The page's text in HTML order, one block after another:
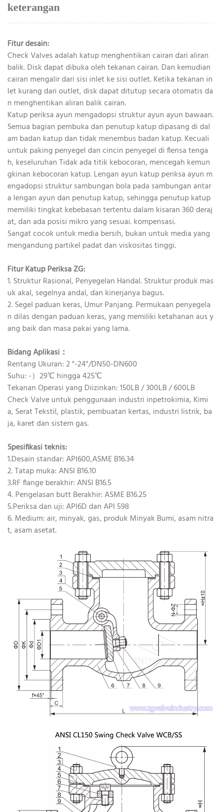
keterangan
Fitur desain:
Check Valves adalah katup menghentikan cairan dari aliran
balik. Disk dapat dibuka oleh tekanan cairan. Dan kemudian
cairan mengalir dari sisi inlet ke sisi outlet. Ketika tekanan in
let kurang dari outlet, disk dapat ditutup secara otomatis da
n menghentikan aliran balik cairan.
Katup periksa ayun mengadopsi struktur ayun ayun bawaan.
Semua bagian pembuka dan penutup katup dipasang di dal
am badan katup dan tidak menembus badan katup. Kecuali
untuk paking penyegel dan cincin penyegel di flensa tenga
h, keseluruhan Tidak ada titik kebocoran, mencegah kemun
gkinan kebocoran katup. Lengan ayun katup periksa ayun m
engadopsi struktur sambungan bola pada sambungan antar
a lengan ayun dan penutup katup, sehingga penutup katup
memiliki tingkat kebebasan tertentu dalam kisaran 360 deraj
at, dan ada posisi mikro yang sesuai. kompensasi.
Sangat cocok untuk media bersih, bukan untuk media yang
mengandung partikel padat dan viskositas tinggi.
Fitur Katup Periksa ZG:
1. Struktur Rasional, Penyegelan Handal. Struktur produk mas
uk akal, segelnya andal, dan kinerjanya bagus.
2. Segel paduan keras, Umur Panjang. Permukaan penyegela
n dilas dengan paduan keras, yang memiliki ketahanan aus y
ang baik dan masa pakai yang lama.
Bidang Aplikasi：
Rentang Ukuran: 2 "-24"/DN50-DN600
Suhu: -）29℃ hingga 425℃
Tekanan Operasi yang Diizinkan: 150LB / 300LB / 600LB
Check Valve untuk penggunaan industri inpetrokimia, Kimi
a, Serat Tekstil, plastik, pembuatan kertas, industri listrik, ba
ja, karet dan sistem gas.
Spesifikasi teknis:
1.Desain standar: API600,ASME B16.34
2. Tatap muka: ANSI B16.10
3.RF flange berakhir: ANSI B16.5
4. Pengelasan butt Berakhir: ASME B16.25
5.Periksa dan uji: API6D dan API 598
6. Medium: air, minyak, gas, produk Minyak Bumi, asam nitra
t, asam asetat.